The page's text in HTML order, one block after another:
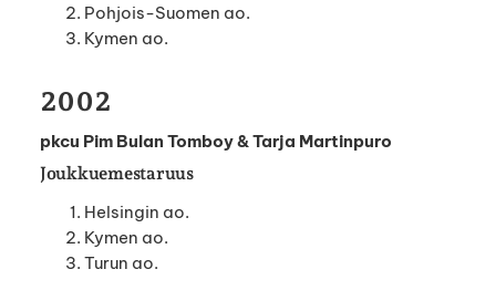
Pohjois-Suomen ao.
Kymen ao.
2002
pkcu Pim Bulan Tomboy & Tarja Martinpuro
Joukkuemestaruus
Helsingin ao.
Kymen ao.
Turun ao.